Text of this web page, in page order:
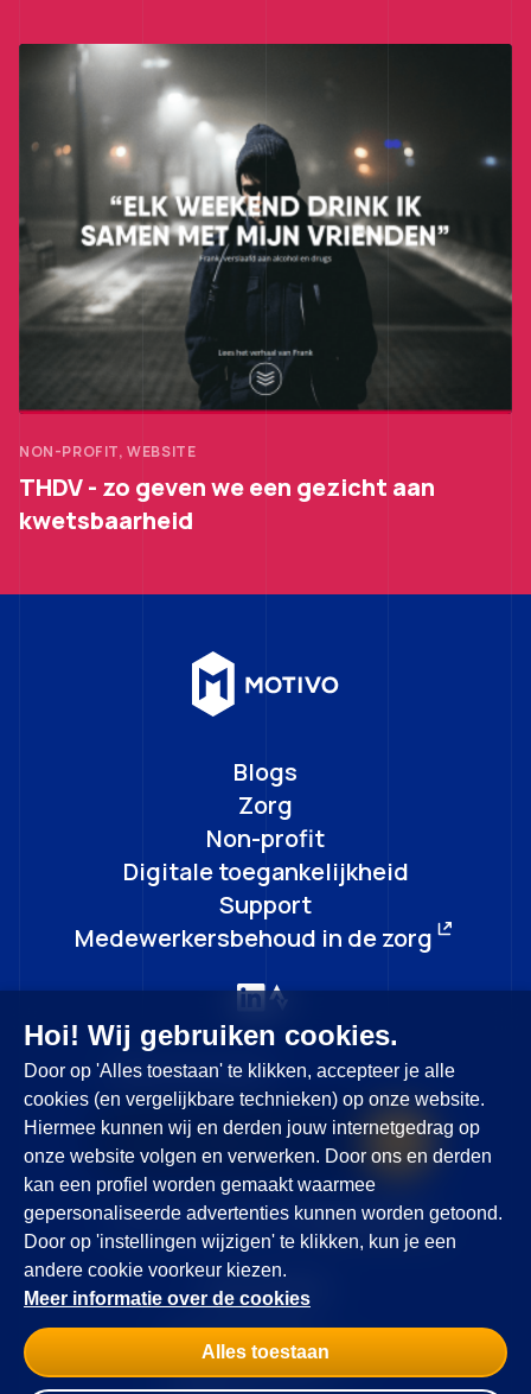
THDV - zo geven we een gezicht aan
kwetsbaarheid
NON-PROFIT, WEBSITE
Blogs
Zorg
Non-profit
Digitale toegankelijkheid
Support
Medewerkersbehoud in de zorg
Blijf op de hoogte
Ja, ik ga akkoord met deprivacyverklaring
Motivo © 2026
Privacyverklaring
Algemene voorwaarden
Cookie voorkeuren
Hoi! Wij gebruiken cookies.
Door op 'Alles toestaan' te klikken, accepteer je alle
cookies (en vergelijkbare technieken) op onze website.
Hiermee kunnen wij en derden jouw internetgedrag op
onze website volgen en verwerken. Door ons en derden
kan een profiel worden gemaakt waarmee
gepersonaliseerde advertenties kunnen worden getoond.
Door op 'instellingen wijzigen' te klikken, kun je een
andere cookie voorkeur kiezen.
Meer informatie over de cookies
Alles toestaan